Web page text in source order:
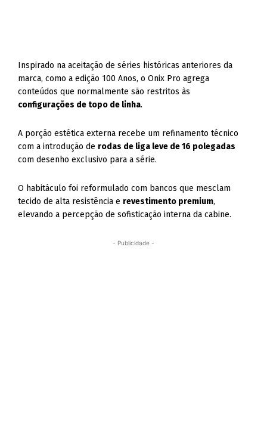
Inspirado na aceitação de séries históricas anteriores da
marca, como a edição 100 Anos, o Onix Pro agrega
conteúdos que normalmente são restritos às
configurações de topo de linha.
A porção estética externa recebe um refinamento técnico
com a introdução de rodas de liga leve de 16 polegadas
com desenho exclusivo para a série.
O habitáculo foi reformulado com bancos que mesclam
tecido de alta resistência e revestimento premium,
elevando a percepção de sofisticação interna da cabine.
- Publicidade -